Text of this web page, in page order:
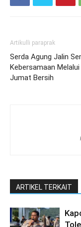
Artikulli paraprak
Serda Agung Jalin
Kebersamaan
Jumat Bersih
ARTIKEL TERKAIT